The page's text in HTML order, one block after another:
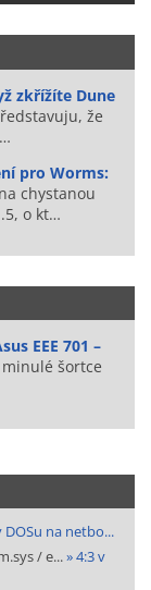
zkřížíte Dune
že
pro Worms:
chystanou
o kt…
EEE 701 –
minulé šortce
DOSu na netbo...
/ e...» 4:3 v